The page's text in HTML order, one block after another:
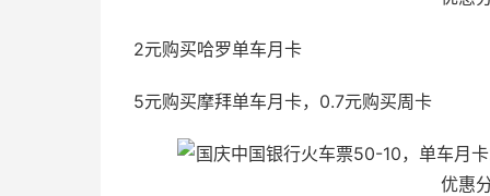
2元购买哈罗单车月卡
5元购买摩拜单车月卡，0.7元购买周卡